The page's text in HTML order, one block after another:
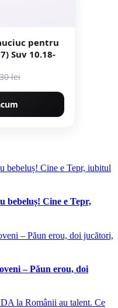
pentru
Suv 10.18-
lei
bebeluș! Cine e Tepr,
– Păun erou, doi